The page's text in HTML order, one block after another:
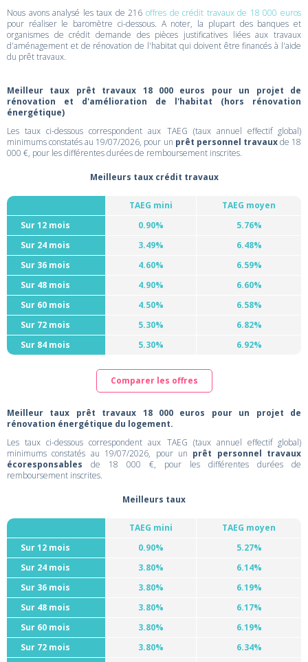
Nous avons analysé les taux de 216 offres de crédit travaux de 18 000 euros
pour réaliser le baromètre ci-dessous. A noter, la plupart des banques et
organismes de crédit demande des pièces justificatives liées aux travaux
d'aménagement et de rénovation de l'habitat qui doivent être financés à l'aide
du prêt travaux.
Meilleur taux prêt travaux 18 000 euros pour un projet de
rénovation et d'amélioration de l'habitat (hors rénovation
énergétique)
Les taux ci-dessous correspondent aux TAEG (taux annuel effectif global)
minimums constatés au 19/07/2026, pour un prêt personnel travauxde 18
000 €, pour les différentes durées de remboursement inscrites.
Meilleurs taux crédit travaux
TAEG mini
TAEG moyen
Sur 12 mois
0.90%
5.76%
Sur 24 mois
3.49%
6.48%
Sur 36 mois
4.60%
6.59%
Sur 48 mois
4.90%
6.60%
Sur 60 mois
4.50%
6.58%
Sur 72 mois
5.30%
6.82%
Sur 84 mois
5.30% 6.92%
Comparer les offres
Meilleur taux prêt travaux 18 000 euros pour un projet de
rénovation énergétique du logement.
Les taux ci-dessous correspondent aux TAEG (taux annuel effectif global)
minimums constatés au 19/07/2026, pour un prêt personnel travaux
écoresponsables de 18 000 €, pour les différentes durées de
remboursement inscrites.
Meilleurs taux
TAEG mini
TAEG moyen
Sur 12 mois
0.90%
5.27%
Sur 24 mois
3.80%
6.14%
Sur 36 mois
3.80%
6.19%
Sur 48 mois
3.80%
6.17%
Sur 60 mois
3.80%
6.19%
Sur 72 mois
3.80%
6.34%